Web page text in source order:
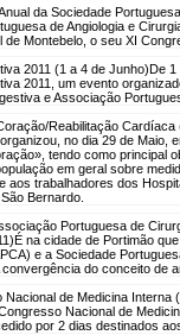
da Sociedade
de Angiologia e
de Montebelo, o seu XI
2011 (1 a 4 de Junho) De
2011, um evento
e Associação
Reabilitação Cardíaca
no dia 29 de Maio,
tendo como principal
em geral sobre
aos trabalhadores dos
Bernardo.
Portuguesa de
É na cidade de Portimão
e a Sociedade
convergência do conceito de
Nacional de Medicina Interna
Nacional de
por 2 dias destinados